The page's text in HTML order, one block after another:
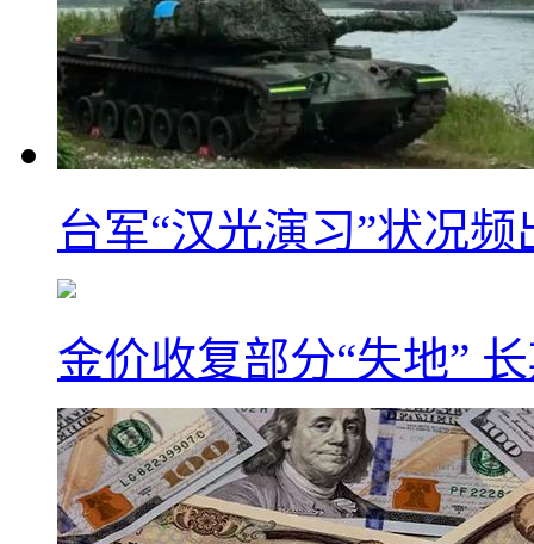
台军“汉光演习”状况
金价收复部分“失地”